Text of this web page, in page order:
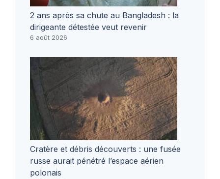
2 ans après sa chute au Bangladesh : la
dirigeante détestée veut revenir
6 août 2026
Cratère et débris découverts : une fusée
russe aurait pénétré l’espace aérien
polonais